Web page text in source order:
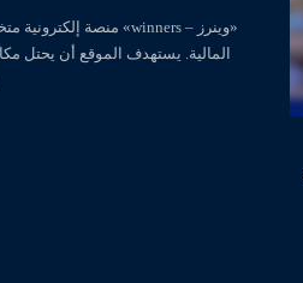
المالية. يستهدف الموقع أن يحتل